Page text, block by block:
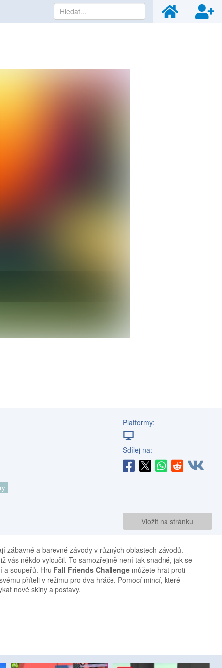
Platformy:
Sdílej na:
Vložit na stránku
zábavné a barevné závody v různých oblastech závodů.
vás někdo vyloučil. To samozřejmě není tak snadné, jak se
a soupeřů. Hru Fall Friends Challenge můžete hrát proti
příteli v režimu pro dva hráče. Pomocí mincí, které
nové skiny a postavy.